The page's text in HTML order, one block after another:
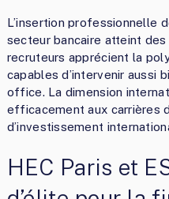
L’insertion professionnelle
secteur bancaire atteint
recruteurs apprécient la
capables d’intervenir aussi
office. La dimension
efficacement aux carrières
d’investissement
HEC Paris et